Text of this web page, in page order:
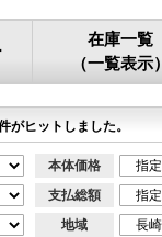
在庫一覧
（一覧表示
がヒットしました。
本体価格
支払総額
地域